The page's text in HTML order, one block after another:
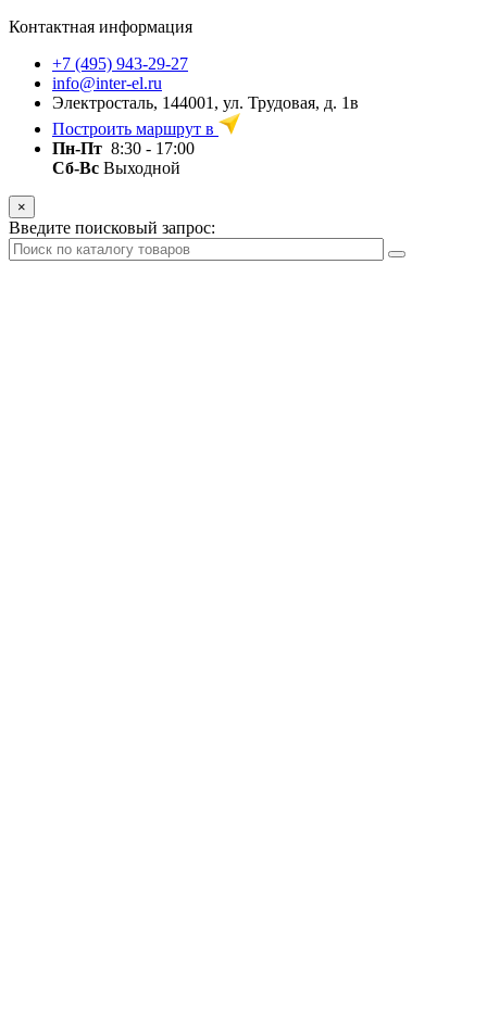
Контактная информация
+7 (495) 943-29-27
info@inter-el.ru
Электросталь, 144001, ул. Трудовая, д. 1в
Построить маршрут в
Пн-Пт 8:30 - 17:00
Сб-Вс Выходной
×
Введите поисковый запрос: